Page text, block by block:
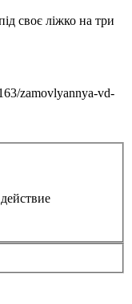
своє ліжко на три
zamovlyannya-vd-